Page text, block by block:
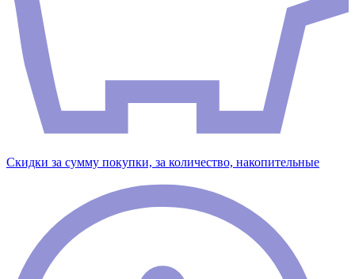
Скидки за сумму покупки, за количество, накопительные